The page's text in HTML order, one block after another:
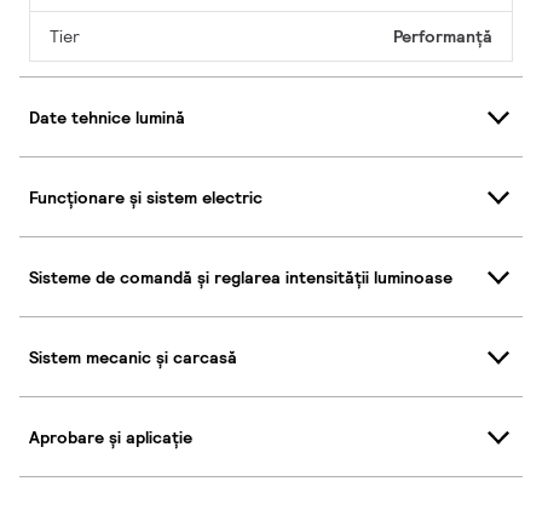
Tier Performanță
Date tehnice lumină
Funcționare și sistem electric
Sisteme de comandă și reglarea intensității luminoase
Sistem mecanic și carcasă
Aprobare și aplicație